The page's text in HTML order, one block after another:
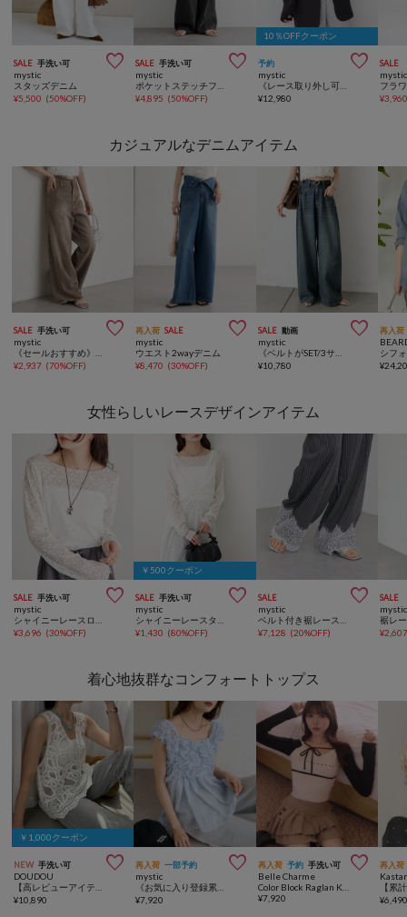
SALE 手洗い可 
mystic
スタッズデニム
¥5,500 (50%OFF)
SALE 手洗い可 
mystic
¥4,895 (50%OFF)
10％OFFクーポン
予約 
mystic
《レース取り外し可能・WEB限定/GRY》レース襟付きBIGジャケット
¥12,980
SALE
mystic
¥
カジュアルなデニムアイテム
SALE 手洗い可 
mystic
¥2,937 (70%OFF)
再入荷 SALE 
mystic
ウエスト2wayデニム
¥8,470 (30%OFF)
SALE 動画 
mystic
《ベルトがSET/3サイズ展開》ベルト付きカーブワイドデニム
¥10,780
再入荷
シフ
¥
女性らしいレースデザインアイテム
SALE 手洗い可 
mystic
¥3,696 (30%OFF)
￥500クーポン
SALE 手洗い可 
mystic
¥1,430 (80%OFF)
SALE 
mystic
¥7,128 (20%OFF)
SALE
mystic
¥
着心地抜群なコンフォートトップス
￥1,000クーポン
NEW 手洗い可 
DOUDOU
【高レビューアイテム】刺繍前後2WAYレースタンク
¥10,890
再入荷 一部予約 
mystic
《お気に入り登録累計3万越え》【7色展開/新色追加】ふわふわシャーリングチュニック
¥7,920
再入荷 予約 手洗い可 
Belle Charme
Color Block Raglan Knit
¥7,920
再入荷
¥